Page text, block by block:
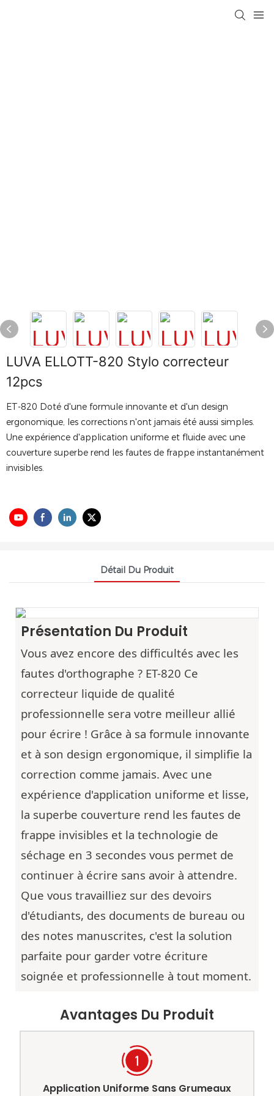
LUVA ELLOTT-820 Stylo correcteur
12pcs
ET-820 Doté d'une formule innovante et d'un design
ergonomique, les corrections n'ont jamais été aussi simples.
Une expérience d'application uniforme et fluide avec une
couverture superbe rend les fautes de frappe instantanément
invisibles.
Détail Du Produit
Présentation Du Produit
Vous avez encore des difficultés avec les
fautes d'orthographe ? ET-820 Ce
correcteur liquide de qualité
professionnelle sera votre meilleur allié
pour écrire ! Grâce à sa formule innovante
et à son design ergonomique, il simplifie la
correction comme jamais. Avec une
expérience d'application uniforme et lisse,
la superbe couverture rend les fautes de
frappe invisibles et la technologie de
séchage en 3 secondes vous permet de
continuer à écrire sans avoir à attendre.
Que vous travailliez sur des devoirs
d'étudiants, des documents de bureau ou
des notes manuscrites, c'est la solution
parfaite pour garder votre écriture
soignée et professionnelle à tout moment.
Avantages Du Produit
Application Uniforme Sans Grumeaux